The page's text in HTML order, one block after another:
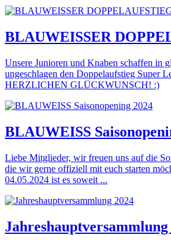
BLAUWEISSER
Unsere Junioren und Knaben schaffen in
ungeschlagen den Doppelaufstieg Super
HERZLICHEN GLÜCKWUNSCH! :)
BLAUWEISS
Liebe Mitglieder, wir freuen uns auf die
die wir gerne offiziell mit euch starten
04.05.2024 ist es soweit ...
Jahreshauptversammlung